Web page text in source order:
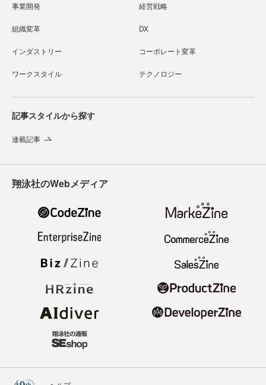
事業開発 経営戦略
組織変革 DX
インダストリー コーポレート変革
ワークスタイル テクノロジー
記事スタイルから探す
連載記事
翔泳社のWebメディア